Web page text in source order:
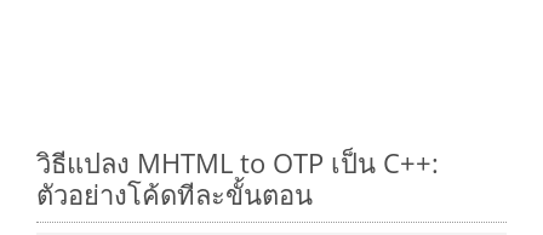
วิธีแปลง MHTML to OTP เป็น C++:
ตัวอย่างโค้ดทีละขั้นตอน